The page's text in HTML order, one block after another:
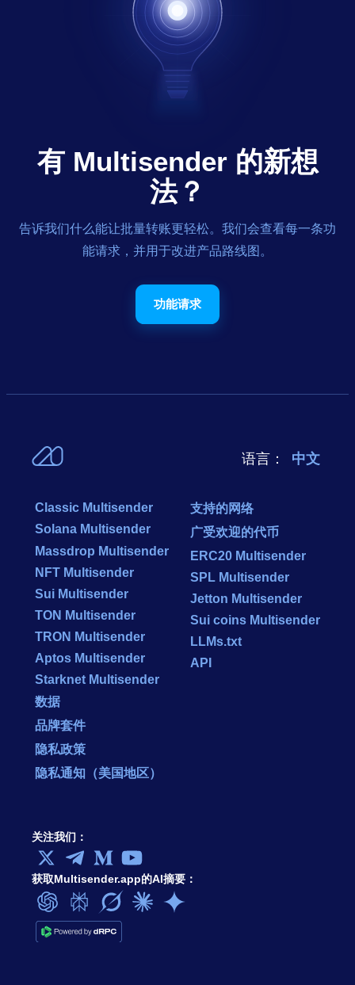
有 Multisender 的新想
法？
告诉我们什么能让批量转账更轻松。我们会查看每一条功
能请求，并用于改进产品路线图。
功能请求
语言： 中文
关注我们：
获取Multisender.app的AI摘要：
Classic Multisender
Solana Multisender
Massdrop Multisender
NFT Multisender
Sui Multisender
TON Multisender
TRON Multisender
Aptos Multisender
Starknet Multisender
数据
品牌套件
支持的网络
广受欢迎的代币
ERC20 Multisender
SPL Multisender
Jetton Multisender
Sui coins Multisender
LLMs.txt
API
隐私政策
隐私通知（美国地区）